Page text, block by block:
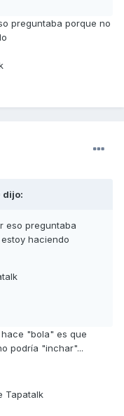
preguntaba porque no
dijo:
eso preguntaba
haciendo
"bola" es que
podría "inchar"...
Tapatalk